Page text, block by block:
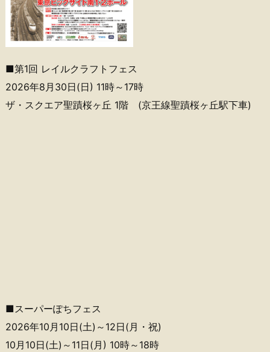
■第1回 レイルクラフトフェス
2026年8月30日(日) 11時～17時
ザ・スクエア聖蹟桜ヶ丘 1階 (京王線聖蹟桜ヶ丘駅下車)
■スーパーぽちフェス
2026年10月10日(土)～12日(月・祝)
10月10日(土)～11日(月) 10時～18時